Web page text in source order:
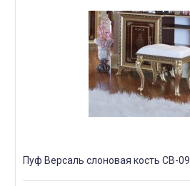
Пуф Версаль слоновая кость СВ-09